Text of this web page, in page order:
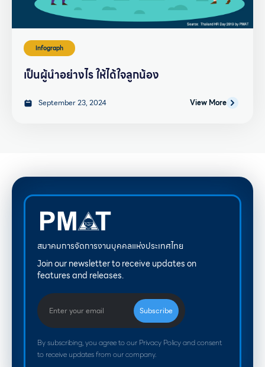
Infograph
เป็นผู้นำอย่างไร ให้ได้ใจลูกน้อง
September 23, 2024 View More
สมาคมการจัดการงานบุคคลแห่งประเทศไทย
Join our newsletter to receive updates on
features and releases.
By subscribing, you agree to our Privacy Policy and consent
to receive updates from our company.